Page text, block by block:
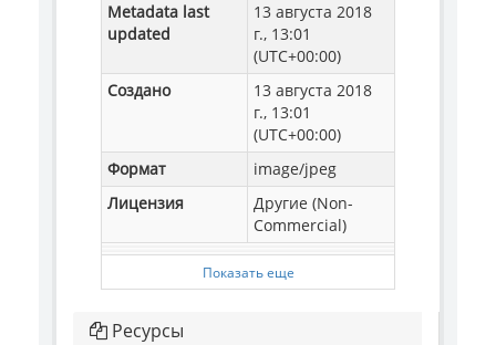
Metadata last
updated
13 августа 2018
г., 13:01
(UTC+00:00)
Создано
13 августа 2018
г., 13:01
(UTC+00:00)
Формат
image/jpeg
Лицензия
Другие (Non-
Commercial)
Показать еще
Ресурсы